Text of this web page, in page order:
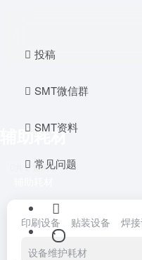
投稿
SMT微信群
SMT资料
常见问题
辅助耗材
共 2 篇网址
印刷设备 贴装设备 焊
设备维护耗材